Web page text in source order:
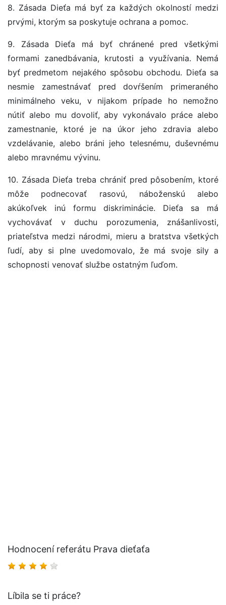
8. Zásada Dieťa má byť za každých okolností medzi
prvými, ktorým sa poskytuje ochrana a pomoc.
9. Zásada Dieťa má byť chránené pred všetkými
formami zanedbávania, krutosti a využívania. Nemá
byť predmetom nejakého spôsobu obchodu. Dieťa sa
nesmie zamestnávať pred dovŕšením primeraného
minimálneho veku, v nijakom prípade ho nemožno
nútiť alebo mu dovoliť, aby vykonávalo práce alebo
zamestnanie, ktoré je na úkor jeho zdravia alebo
vzdelávanie, alebo bráni jeho telesnému, duševnému
alebo mravnému vývinu.
10. Zásada Dieťa treba chrániť pred pôsobením, ktoré
môže podnecovať rasovú, náboženskú alebo
akúkoľvek inú formu diskriminácie. Dieťa sa má
vychovávať v duchu porozumenia, znášanlivosti,
priateľstva medzi národmi, mieru a bratstva všetkých
ľudí, aby si plne uvedomovalo, že má svoje sily a
schopnosti venovať službe ostatným ľuďom.
Hodnocení referátu Prava dieťaťa
Líbila se ti práce?